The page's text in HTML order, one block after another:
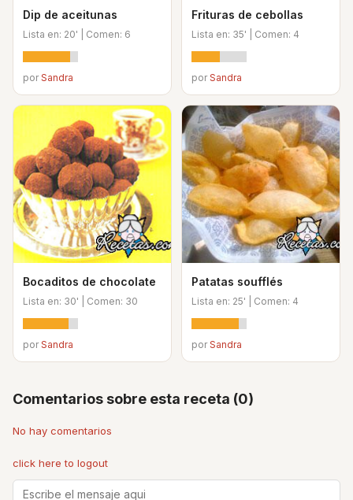
Dip de aceitunas
Lista en: 20' | Comen: 6
porSandra
Frituras de cebollas
Lista en: 35' | Comen: 4
porSandra
Bocaditos de chocolate
Lista en: 30' | Comen: 30
porSandra
Patatas soufflés
Lista en: 25' | Comen: 4
porSandra
Comentarios sobre esta receta (0)
No hay comentarios
click here to logout